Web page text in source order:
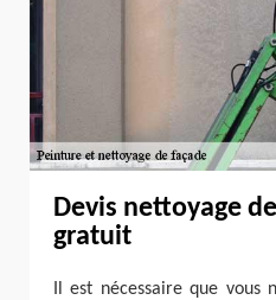
Devis nettoyage
gratuit
Il est nécessaire que vous